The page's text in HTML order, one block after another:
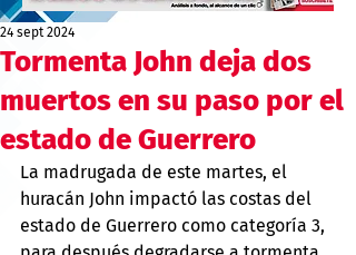
Tormenta John deja dos
muertos en su paso por el
estado de Guerrero
24 sept 2024
La madrugada de este martes, el
huracán John impactó las costas del
estado de Guerrero como categoría 3,